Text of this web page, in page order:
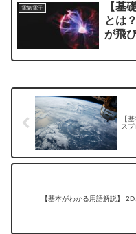
電気電子
【基
とは
が飛
【
ス
【基本がわかる用語解説】